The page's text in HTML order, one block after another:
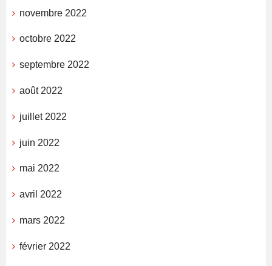
novembre 2022
octobre 2022
septembre 2022
août 2022
juillet 2022
juin 2022
mai 2022
avril 2022
mars 2022
février 2022